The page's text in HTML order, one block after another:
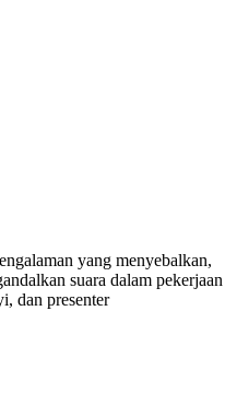
yang menyebalkan,
suara dalam pekerjaan
dan presenter